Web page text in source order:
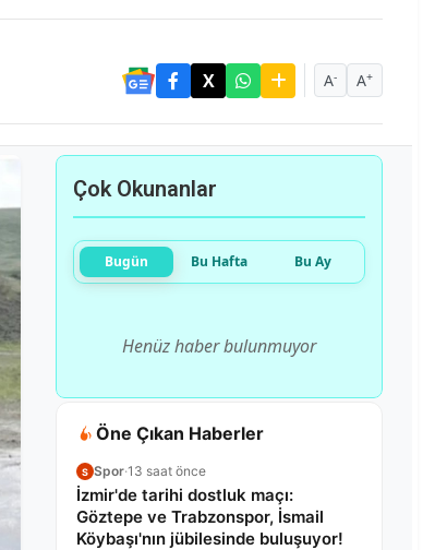
A- A+
Çok Okunanlar
Bugün Bu Hafta Bu Ay
Henüz haber bulunmuyor
Öne Çıkan Haberler
S Spor·13 saat önce
İzmir'de tarihi dostluk maçı:
Göztepe ve Trabzonspor, İsmail
Köybaşı'nın jübilesinde buluşuyor!